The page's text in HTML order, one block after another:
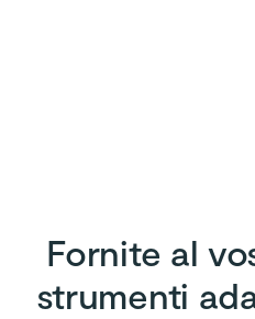
Fornite al
strumenti